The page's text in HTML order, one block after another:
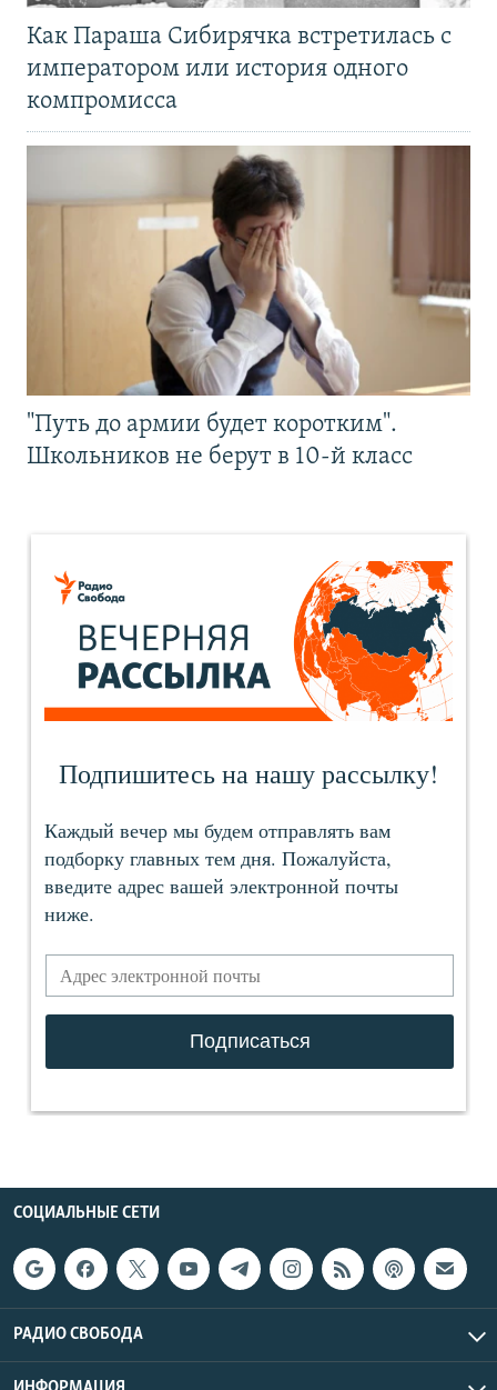
Как Параша Сибирячка встретилась с
императором или история одного
компромисса
"Путь до армии будет коротким".
Школьников не берут в 10-й класс
СОЦИАЛЬНЫЕ СЕТИ
РАДИО СВОБОДА